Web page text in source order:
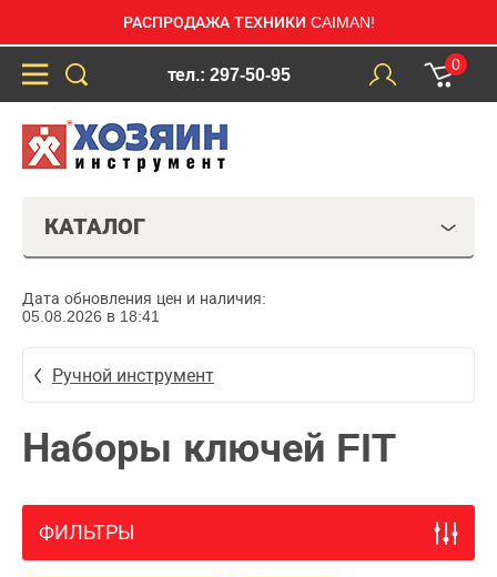
РАСПРОДАЖА ТЕХНИКИ CAIMAN!
тел.: 297-50-95
0
КАТАЛОГ
Дата обновления цен и наличия:
05.08.2026 в 18:41
Ручной инструмент
Наборы ключей FIT
ФИЛЬТРЫ